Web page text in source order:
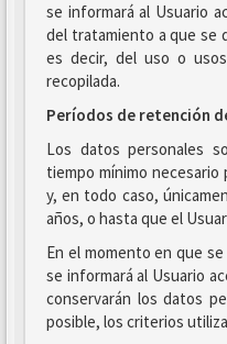
se informará al Usuario
del tratamiento a que se
es decir, del uso o
recopilada.
Períodos de retención
Los datos personales
tiempo mínimo
y, en todo caso,
años, o hasta que el
En el momento en que
se informará al Usuario
conservarán los datos
posible, los criterios